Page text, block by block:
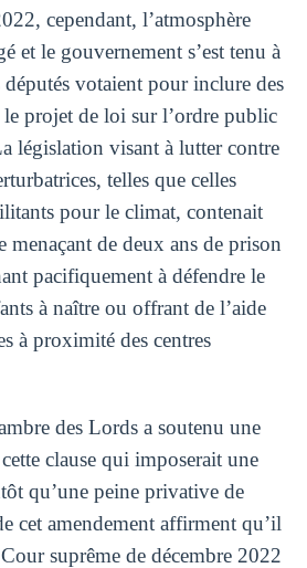
cependant, l’atmosphère
et le gouvernement s’est tenu à
députés votaient pour inclure des
le projet de loi sur l’ordre public
législation visant à lutter contre
telles que celles
pour le climat, contenait
menaçant de deux ans de prison
pacifiquement à défendre le
à naître ou offrant de l’aide
à proximité des centres
des Lords a soutenu une
clause qui imposerait une
qu’une peine privative de
cet amendement affirment qu’il
suprême de décembre 2022